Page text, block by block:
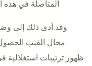
المتأصلة في
وقد أدى ذلك إلى
مجال القنب
ظهور ترتيبات استغلالية